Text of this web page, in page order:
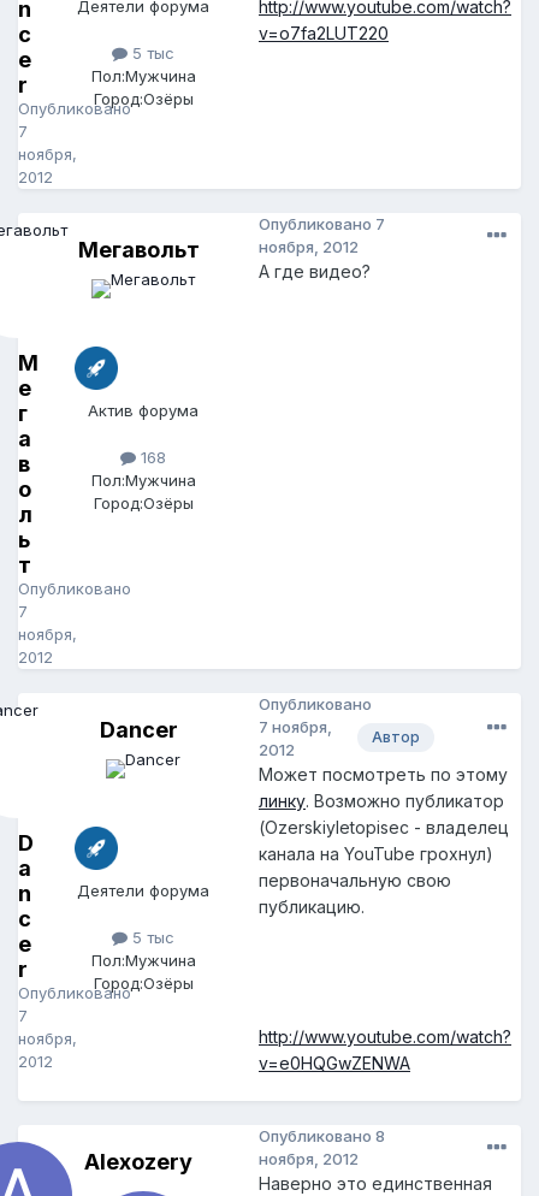
n
c
e
r
Опубликовано
7
ноября,
2012
Деятели форума
5 тыс
Пол:Мужчина
Город:Озёры
http://www.youtube.com/watch?
v=o7fa2LUT220
М
е
г
а
в
о
л
ь
т
Опубликовано
7
ноября,
2012
Мегавольт
Актив форума
168
Пол:Мужчина
Город:Озёры
Опубликовано 7
ноября, 2012
А где видео?
D
a
n
c
e
r
Опубликовано
7
ноября,
2012
Dancer
Деятели форума
5 тыс
Пол:Мужчина
Город:Озёры
Автор
Опубликовано
7 ноября,
2012
Может посмотреть по этому
линку. Возможно публикатор
(Ozerskiyletopisec - владелец
канала на YouTube грохнул)
первоначальную свою
публикацию.
http://www.youtube.com/watch?
v=e0HQGwZENWA
Alexozery
Опубликовано 8
ноября, 2012
Наверно это единственная